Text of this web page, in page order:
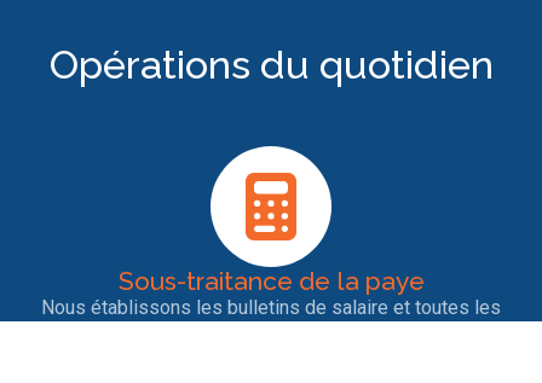
Opérations du quotidien
Sous-traitance de la paye
Nous établissons les bulletins de salaire et toutes les